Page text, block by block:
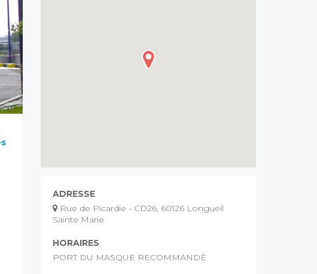
ADRESSE
Rue de Picardie - CD26, 60126 Longueil
Sainte Marie
HORAIRES
PORT DU MASQUE RECOMMANDÉ